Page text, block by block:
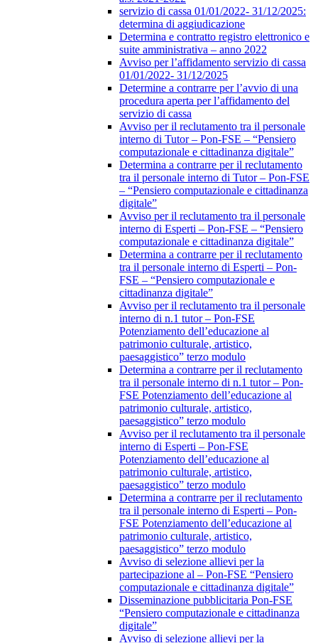
servizio di cassa 01/01/2022- 31/12/2025:
determina di aggiudicazione
Determina e contratto registro elettronico e
suite amministrativa – anno 2022
Avviso per l’affidamento servizio di cassa
01/01/2022- 31/12/2025
Determine a contrarre per l’avvio di una
procedura aperta per l’affidamento del
servizio di cassa
Avviso per il reclutamento tra il personale
interno di Tutor – Pon-FSE – “Pensiero
computazionale e cittadinanza digitale”
Determina a contrarre per il reclutamento
tra il personale interno di Tutor – Pon-FSE
– “Pensiero computazionale e cittadinanza
digitale”
Avviso per il reclutamento tra il personale
interno di Esperti – Pon-FSE – “Pensiero
computazionale e cittadinanza digitale”
Determina a contrarre per il reclutamento
tra il personale interno di Esperti – Pon-
FSE – “Pensiero computazionale e
cittadinanza digitale”
Avviso per il reclutamento tra il personale
interno di n.1 tutor – Pon-FSE
Potenziamento dell’educazione al
patrimonio culturale, artistico,
paesaggistico” terzo modulo
Determina a contrarre per il reclutamento
tra il personale interno di n.1 tutor – Pon-
FSE Potenziamento dell’educazione al
patrimonio culturale, artistico,
paesaggistico” terzo modulo
Avviso per il reclutamento tra il personale
interno di Esperti – Pon-FSE
Potenziamento dell’educazione al
patrimonio culturale, artistico,
paesaggistico” terzo modulo
Determina a contrarre per il reclutamento
tra il personale interno di Esperti – Pon-
FSE Potenziamento dell’educazione al
patrimonio culturale, artistico,
paesaggistico” terzo modulo
Avviso di selezione allievi per la
partecipazione al – Pon-FSE “Pensiero
computazionale e cittadinanza digitale”
Disseminazione pubblicitaria Pon-FSE
“Pensiero computazionale e cittadinanza
digitale”
Avviso di selezione allievi per la